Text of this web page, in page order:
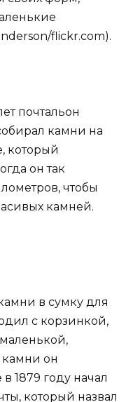
flickr.com).
почтальон
камни на
который
он так
чтобы
камней.
в сумку для
с корзинкой,
камни он
1879 году начал
который назвал